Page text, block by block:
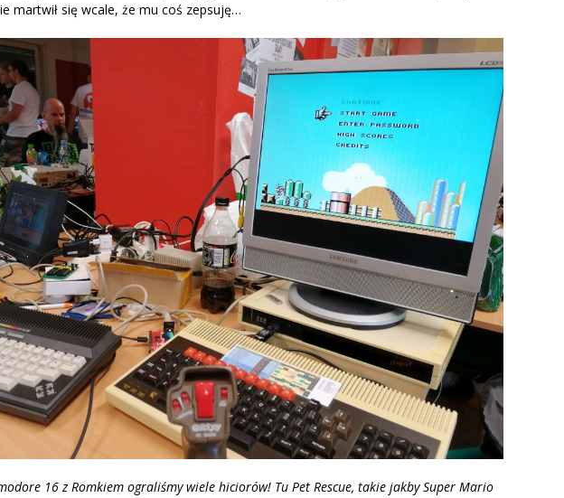
martwił się wcale, że mu coś zepsuję…
16 z Romkiem ograliśmy wiele hiciorów! Tu Pet Rescue, takie jakby Super Mario